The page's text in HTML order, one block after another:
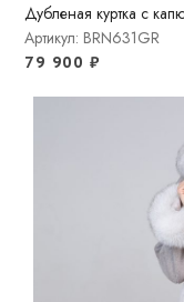
Дубленая куртка c
Артикул: BRN631GR
79 900 ₽